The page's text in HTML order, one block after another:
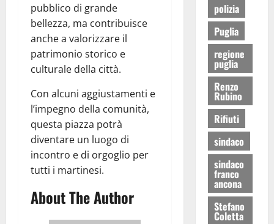
pubblico di grande
bellezza, ma contribuisce
anche a valorizzare il
patrimonio storico e
culturale della città.
Con alcuni aggiustamenti e
l’impegno della comunità,
questa piazza potrà
diventare un luogo di
incontro e di orgoglio per
tutti i martinesi.
About The Author
polizia
Puglia
regione
puglia
Renzo
Rubino
Rifiuti
sindaco
sindaco
franco
ancona
Stefano
Coletta